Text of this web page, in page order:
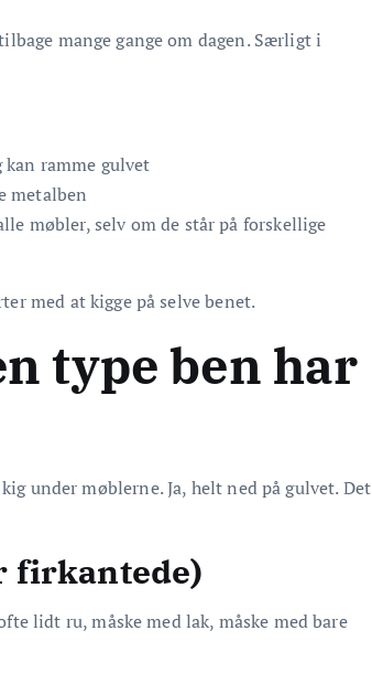
mange gange om dagen. Særligt i
ramme gulvet
metalben
møbler, selv om de står på forskellige
med at kigge på selve benet.
type ben har
under møblerne. Ja, helt ned på gulvet. Det
firkantede)
lidt ru, måske med lak, måske med bare